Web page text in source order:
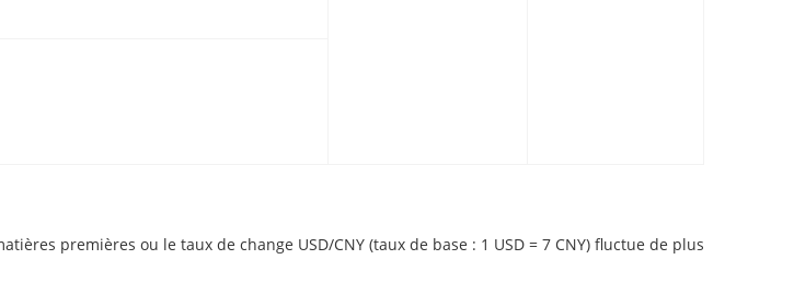
premières ou le taux de change USD/CNY (taux de base : 1 USD = 7 CNY) fluctue de plus